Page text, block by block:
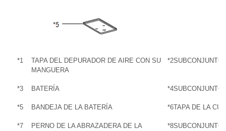
*1
TAPA DEL DEPURADOR DE AIRE CON SU
MANGUERA
*2SUBCONJUNTO
*3 BATERÍA *4SUBCONJUNTO
*5 BANDEJA DE LA BATERÍA *6TAPA DE LA
*7
PERNO DE LA ABRAZADERA DE LA
*8SUBCONJUNTO